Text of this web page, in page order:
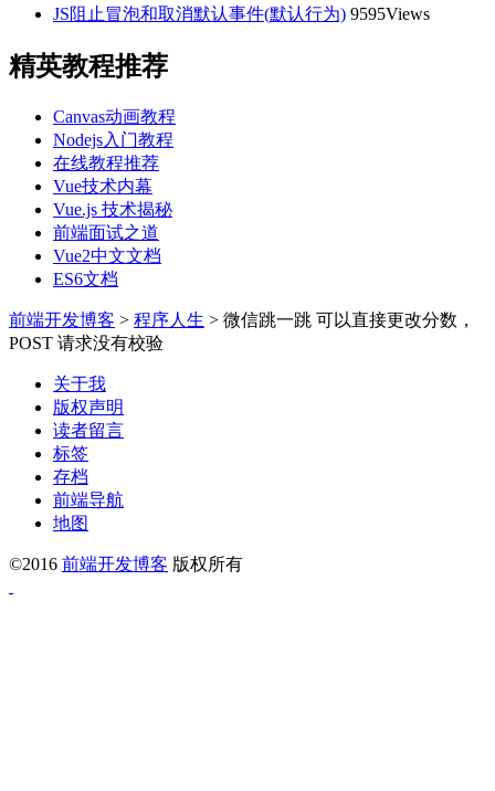
JS阻止冒泡和取消默认事件(默认行为) 9595Views
精英教程推荐
Canvas动画教程
Nodejs入门教程
在线教程推荐
Vue技术内幕
Vue.js 技术揭秘
前端面试之道
Vue2中文文档
ES6文档
前端开发博客 > 程序人生 > 微信跳一跳 可以直接更改分数，
POST 请求没有校验
关于我
版权声明
读者留言
标签
存档
前端导航
地图
©2016 前端开发博客 版权所有